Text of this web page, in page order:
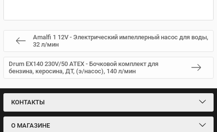
Amalfi 1 12V - Электрический импеллерный насос для воды,
32 л/мин
Drum EX140 230V/50 ATEX - Бочковой комплект для
бензина, керосина, ДТ, (э/насос), 140 л/мин
КОНТАКТЫ
О МАГАЗИНЕ